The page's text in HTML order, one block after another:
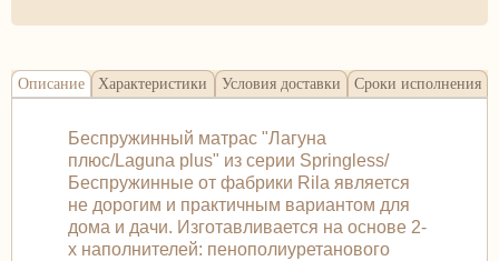
Описание Характеристики Условия доставки Сроки исполнения
Беспружинный матрас "Лагуна
плюс/Laguna plus" из серии Springless/
Беспружинные от фабрики Rila является
не дорогим и практичным вариантом для
дома и дачи. Изготавливается на основе 2-
х наполнителей: пенополиуретанового